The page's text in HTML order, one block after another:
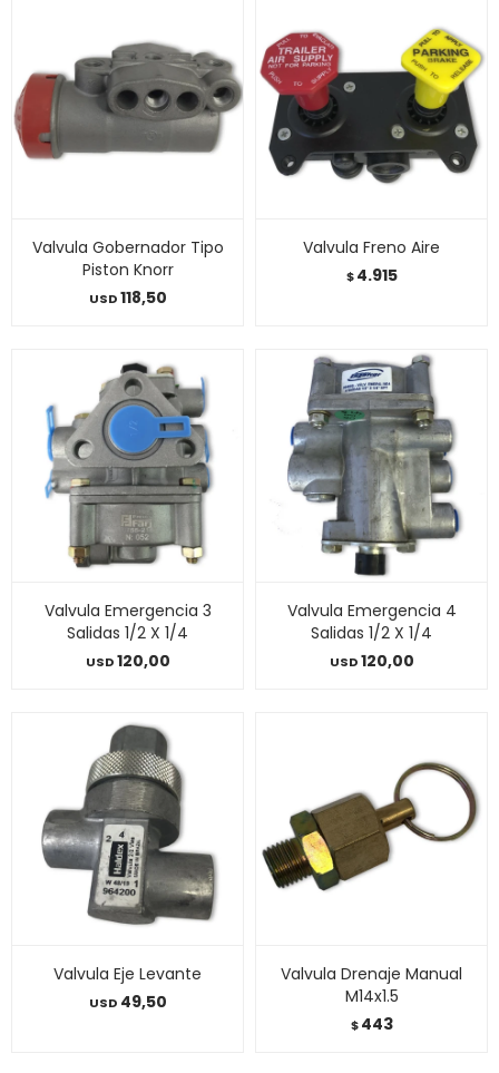
Valvula Gobernador Tipo
Piston Knorr
USD118,50
Valvula Freno Aire
$ 4.915
Valvula Emergencia 3
Salidas 1/2 X 1/4
USD120,00
Valvula Emergencia 4
Salidas 1/2 X 1/4
USD120,00
Valvula Eje Levante
USD 49,50
Valvula Drenaje Manual
M14x1.5
$ 443